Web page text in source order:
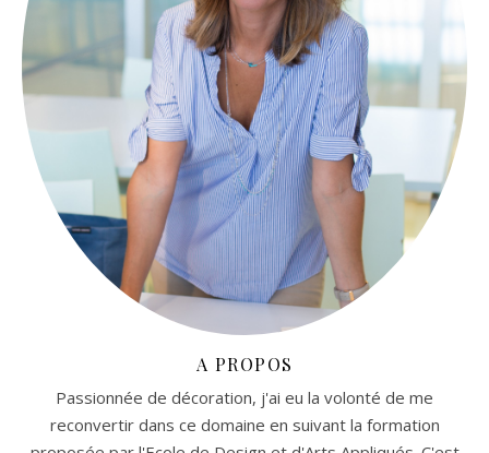
A PROPOS
Passionnée de décoration, j'ai eu la volonté de me
reconvertir dans ce domaine en suivant la formation